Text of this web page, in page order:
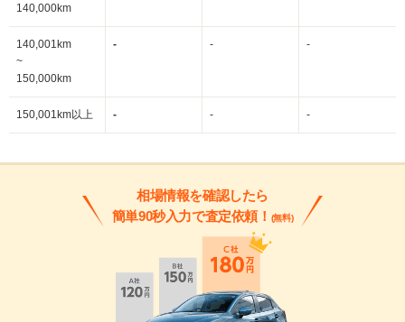
140,000km
140,001km
~
150,000km
- - -
150,001km以上 - - -
相場情報を確認したら
簡単90秒入力で査定依頼！ (無料)